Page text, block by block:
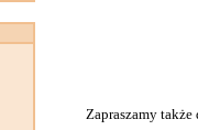
Zapraszamy